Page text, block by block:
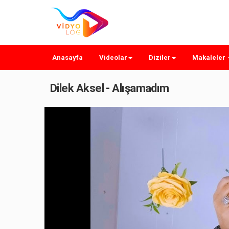
Anasayfa Videolar Diziler Makaleler
Dilek Aksel - Alışamadım